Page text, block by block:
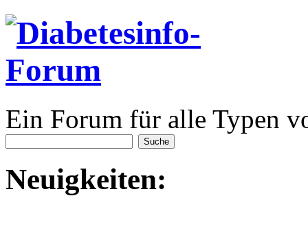
Ein Forum für alle Typen
Neuigkeiten: